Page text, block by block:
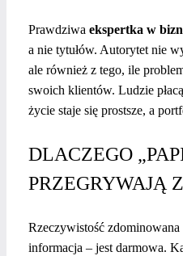
Prawdziwa ekspertka w
a nie tytułów. Autorytet nie
ale również z tego, ile
swoich klientów. Ludzie
życie staje się prostsze, a
DLACZEGO
PRZEGRYWAJĄ
Rzeczywistość
informacja – jest darmowa.